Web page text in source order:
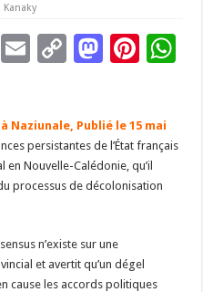
Kanaky
S
E
l
C
y
Li
n
M
d
o
n
Pi
es
t
Publié le 15 mai
persistantes de l’État français
Nouvelle-Calédonie, qu’il
processus de décolonisation
n’existe sur une
et avertit qu’un dégel
cause les accords politiques